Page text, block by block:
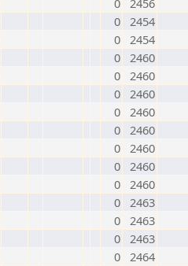
0 2456
0 2454
0 2454
0 2460
0 2460
0 2460
0 2460
0 2460
0 2460
0 2460
0 2460
0 2463
0 2463
0 2463
0 2464